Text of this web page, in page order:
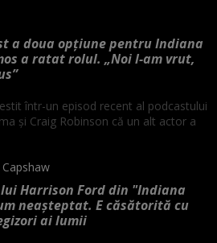
a doua opțiune pentru Indiana
a ratat rolul. „Noi l-am vrut,
într-un episod recent al podcastului
și Craig Robinson că un alt actor a
Harrison Ford din "Indiana
neașteptat. E căsătorită cu
ai lumii